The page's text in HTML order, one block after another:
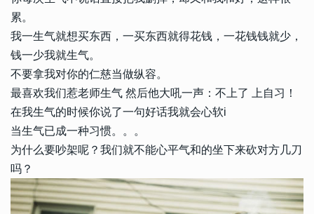
累。
我一生气就想买东西，一买东西就得花钱，一花钱钱就少，
钱一少我就生气。
不要拿我对你的仁慈当做纵容。
最喜欢我们惹老师生气 然后他大吼一声：不上了 上自习！
在我生气的时候你说了一句好话我就会心软i
当生气已成一种习惯。。。
为什么要吵架呢？我们就不能心平气和的坐下来砍对方几刀
吗？